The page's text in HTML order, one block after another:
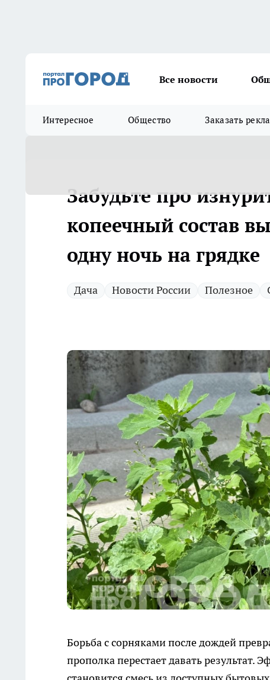
Все новости
Интересное Общество Заказать
Забудьте про
копеечный состав
одну ночь на грядке
Дача Новости России Полезное
Борьба с сорняками после дождей
прополка перестает давать